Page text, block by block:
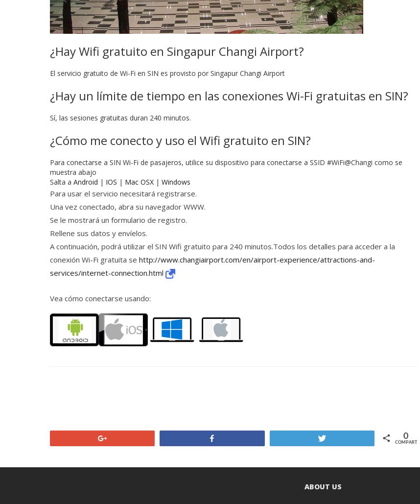
¿Hay Wifi gratuito en Singapur Changi Airport?
El servicio gratuito de Wi-Fi en SIN es provisto por Singapur Changi Airport
¿Hay un límite de tiempo en las conexiones Wi-Fi gratuitas en SIN?
Sí, las sesiones gratuitas duran 240 minutos.
¿Cómo me conecto y uso el Wifi gratuito en SIN?
Para conectarse a SIN Wi-Fi de pasajeros, utilice su dispositivo para conectarse a SSID #WiFi@Changi como se
muestra abajo
Salta a Android | IOS | Mac OSX | Windows
Para usar el servicio necesitará registrarse.
Una vez conectado, abra su navegador WWW.
Se le mostrará un formulario de registro.
Rellene sus datos y envíelos.
A continuación, podrá utilizar el SIN Wifi gratuito para 240 minutos.Todos los detalles para acceder a la
conexión Wi-Fi gratuita se http://www.changiairport.com/en/airport-experience/attractions-and-
services/internet-connection.html
Vea cómo conectarse usando:
COMPARTIR
0
ABOUT US